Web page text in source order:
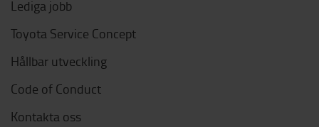
Lediga jobb
Toyota Service Concept
Hållbar utveckling
Code of Conduct
Kontakta oss